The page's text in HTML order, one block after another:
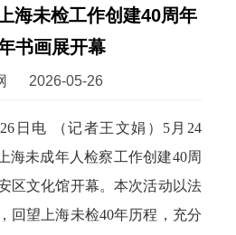
海未检工作创建40周年
书画展开幕
2026-05-26
电 （记者王文娟）5月24
海未成年人检察工作创建40周
区文化馆开幕。本次活动以法
回望上海未检40年历程，充分